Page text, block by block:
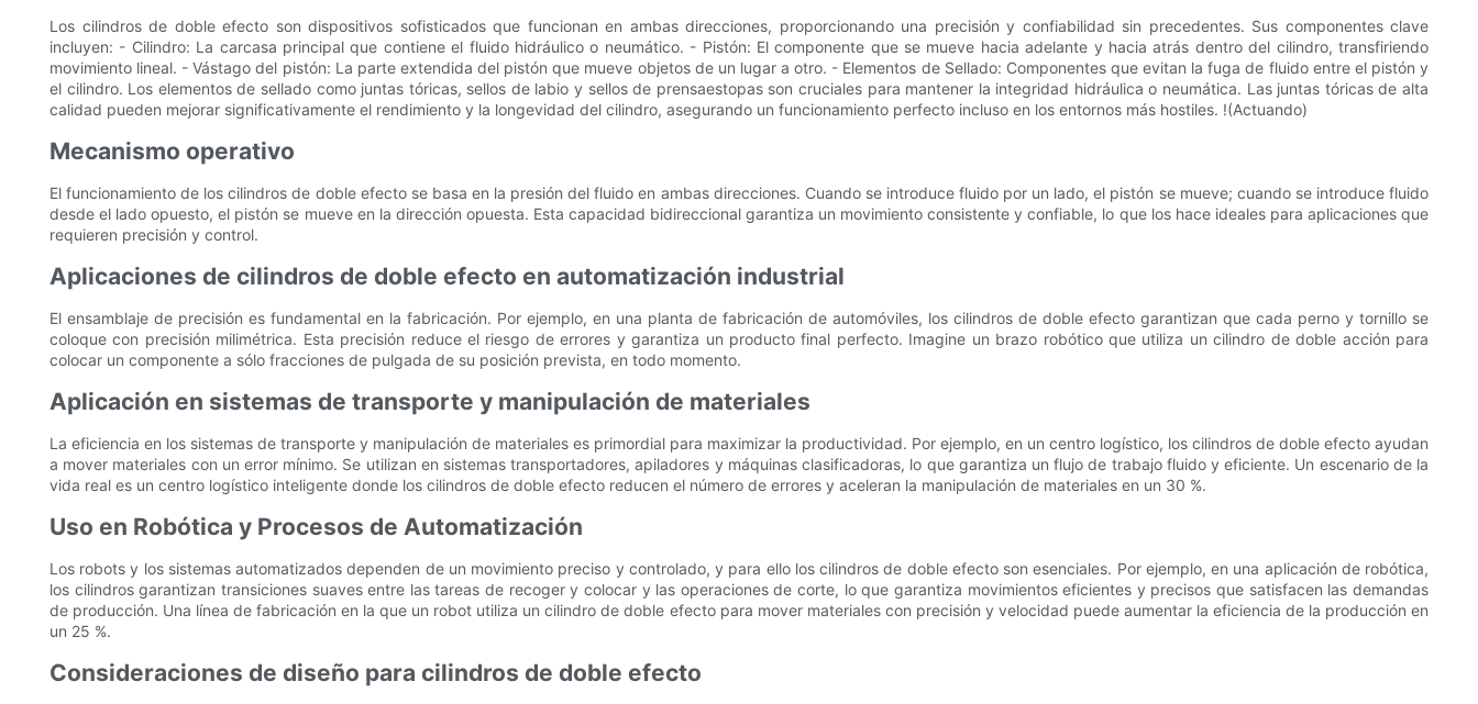
Los cilindros de doble efecto son dispositivos sofisticados que funcionan en ambas direcciones, proporcionando una precisión y confiabilidad sin precedentes. Sus componentes clave
incluyen: - Cilindro: La carcasa principal que contiene el fluido hidráulico o neumático. - Pistón: El componente que se mueve hacia adelante y hacia atrás dentro del cilindro, transfiriendo
movimiento lineal. - Vástago del pistón: La parte extendida del pistón que mueve objetos de un lugar a otro. - Elementos de Sellado: Componentes que evitan la fuga de fluido entre el pistón y
el cilindro. Los elementos de sellado como juntas tóricas, sellos de labio y sellos de prensaestopas son cruciales para mantener la integridad hidráulica o neumática. Las juntas tóricas de alta
calidad pueden mejorar significativamente el rendimiento y la longevidad del cilindro, asegurando un funcionamiento perfecto incluso en los entornos más hostiles. !(Actuando)
Mecanismo operativo
El funcionamiento de los cilindros de doble efecto se basa en la presión del fluido en ambas direcciones. Cuando se introduce fluido por un lado, el pistón se mueve; cuando se introduce fluido
desde el lado opuesto, el pistón se mueve en la dirección opuesta. Esta capacidad bidireccional garantiza un movimiento consistente y confiable, lo que los hace ideales para aplicaciones que
requieren precisión y control.
Aplicaciones de cilindros de doble efecto en automatización industrial
El ensamblaje de precisión es fundamental en la fabricación. Por ejemplo, en una planta de fabricación de automóviles, los cilindros de doble efecto garantizan que cada perno y tornillo se
coloque con precisión milimétrica. Esta precisión reduce el riesgo de errores y garantiza un producto final perfecto. Imagine un brazo robótico que utiliza un cilindro de doble acción para
colocar un componente a sólo fracciones de pulgada de su posición prevista, en todo momento.
Aplicación en sistemas de transporte y manipulación de materiales
La eficiencia en los sistemas de transporte y manipulación de materiales es primordial para maximizar la productividad. Por ejemplo, en un centro logístico, los cilindros de doble efecto ayudan
a mover materiales con un error mínimo. Se utilizan en sistemas transportadores, apiladores y máquinas clasificadoras, lo que garantiza un flujo de trabajo fluido y eficiente. Un escenario de la
vida real es un centro logístico inteligente donde los cilindros de doble efecto reducen el número de errores y aceleran la manipulación de materiales en un 30 %.
Uso en Robótica y Procesos de Automatización
Los robots y los sistemas automatizados dependen de un movimiento preciso y controlado, y para ello los cilindros de doble efecto son esenciales. Por ejemplo, en una aplicación de robótica,
los cilindros garantizan transiciones suaves entre las tareas de recoger y colocar y las operaciones de corte, lo que garantiza movimientos eficientes y precisos que satisfacen las demandas
de producción. Una línea de fabricación en la que un robot utiliza un cilindro de doble efecto para mover materiales con precisión y velocidad puede aumentar la eficiencia de la producción en
un 25 %.
Consideraciones de diseño para cilindros de doble efecto